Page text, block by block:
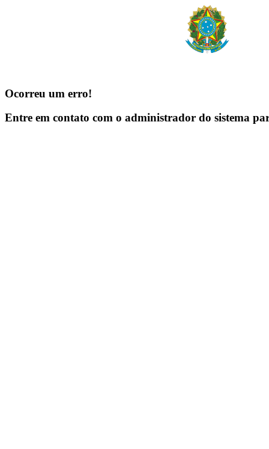
Ocorreu um erro!
Entre em contato com o administrador do sistema